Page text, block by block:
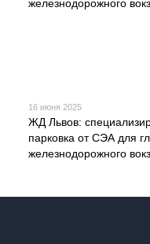
16 июня 2025
ЖД Львов:
парковка от СЭА для
железнодорожного